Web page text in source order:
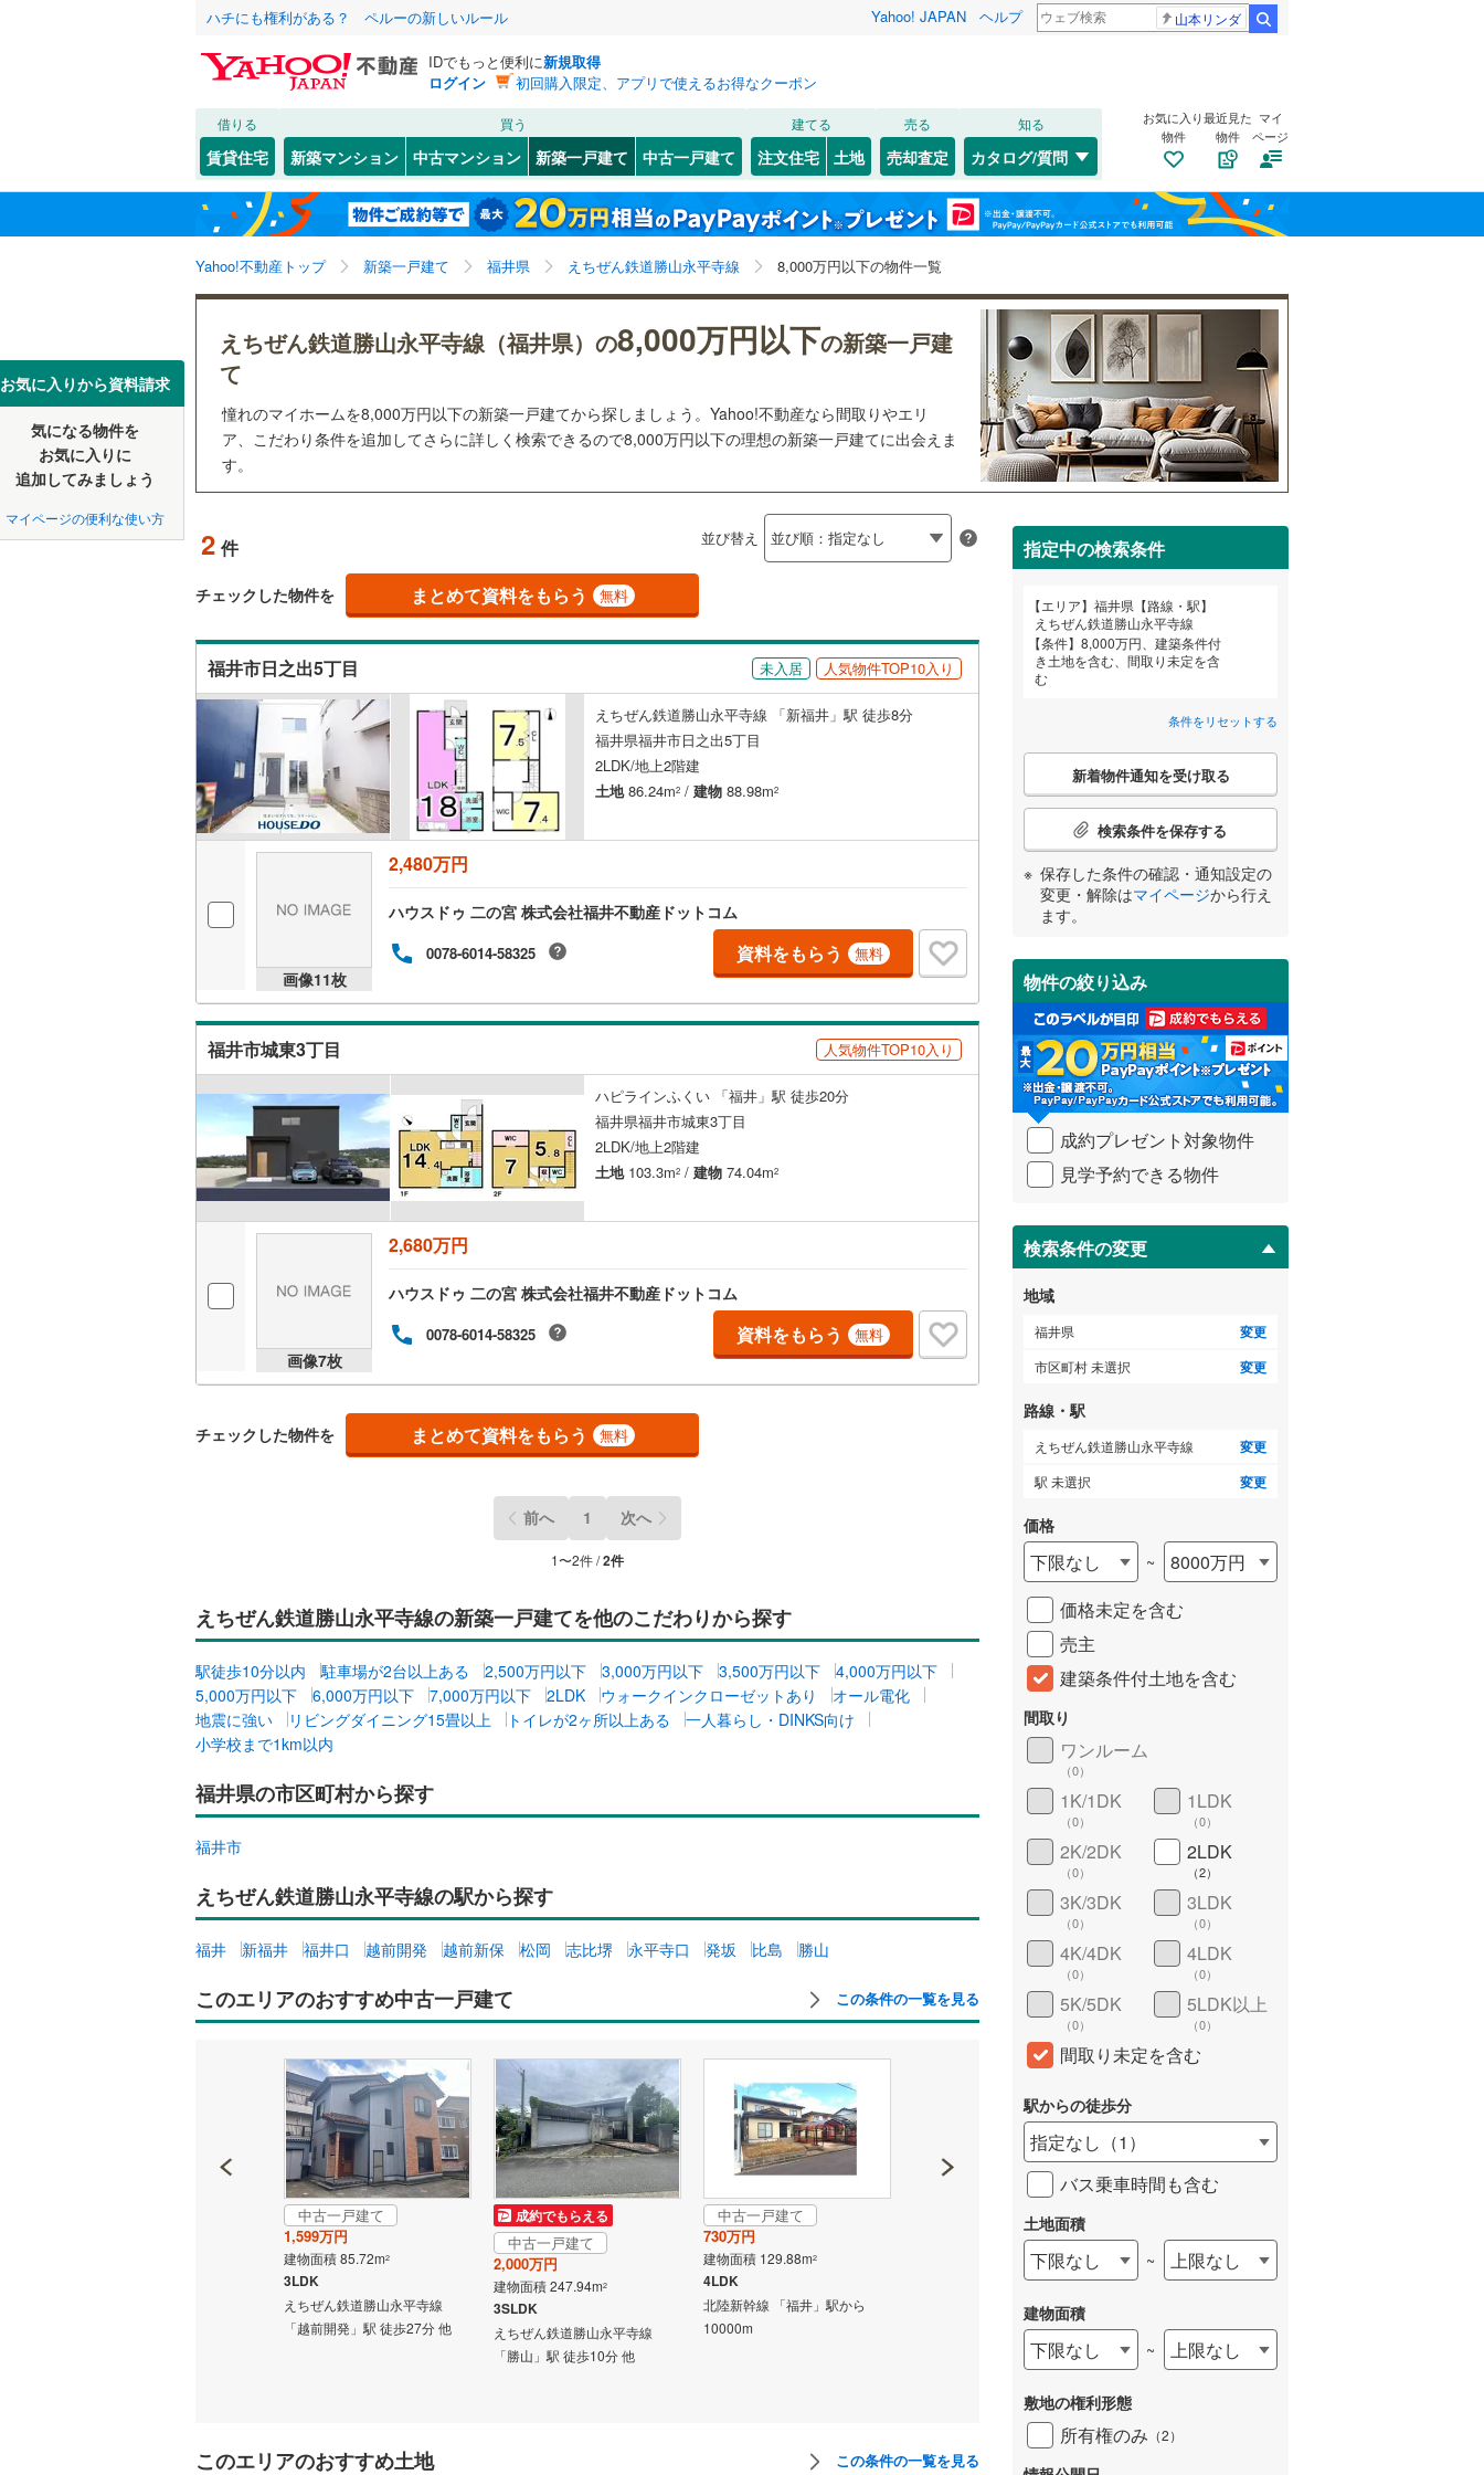
ハチにも権利がある？ ペルーの新しいルール Yahoo! JAPAN ヘルプ 山本リンダ
IDでもっと便利に新規取得
ログイン
初回購入限定、アプリで使えるお得なクーポン
借りる
賃貸住宅
買う
新築マンション 中古マンション 新築一戸建て 中古一戸建て
建てる
注文住宅 土地
売る
売却査定
知る
カタログ/質問
お気に入り
物件
最近見た
物件
マイ
ページ
Yahoo!不動産トップ 新築一戸建て 福井県 えちぜん鉄道勝山永平寺線 8,000万円以下の物件一覧
お気に入りから資料請求
気になる物件を
お気に入りに
追加してみましょう
マイページの便利な使い方
えちぜん鉄道勝山永平寺線（福井県）の8,000万円以下の新築一戸建
て
憧れのマイホームを8,000万円以下の新築一戸建てから探しましょう。Yahoo!不動産なら間取りやエリ
ア、こだわり条件を追加してさらに詳しく検索できるので8,000万円以下の理想の新築一戸建てに出会えま
す。
2 件 並び替え
チェックした物件を まとめて資料をもらう 無料
福井市日之出5丁目 未入居 人気物件TOP10入り
えちぜん鉄道勝山永平寺線 「新福井」駅 徒歩8分
福井県福井市日之出5丁目
2LDK/地上2階建
土地86.24m2 / 建物 88.98m2
画像11枚
2,480万円
ハウスドゥ 二の宮 株式会社福井不動産ドットコム
0078-6014-58325 資料をもらう 無料
福井市城東3丁目 人気物件TOP10入り
ハピラインふくい 「福井」駅 徒歩20分
福井県福井市城東3丁目
2LDK/地上2階建
土地103.3m2 / 建物 74.04m2
画像7枚
2,680万円
ハウスドゥ 二の宮 株式会社福井不動産ドットコム
0078-6014-58325 資料をもらう 無料
チェックした物件を まとめて資料をもらう 無料
前へ 1 次へ
1〜2件 /2件
えちぜん鉄道勝山永平寺線の新築一戸建てを他のこだわりから探す
駅徒歩10分以内 駐車場が2台以上ある 2,500万円以下 3,000万円以下 3,500万円以下
4,000万円以下
5,000万円以下
6,000万円以下 7,000万円以下 2LDK ウォークインクローゼットあり
オール電化
地震に強い
リビングダイニング15畳以上 トイレが2ヶ所以上ある
一人暮らし・DINKS向け
小学校まで1km以内
福井県の市区町村から探す
福井市
えちぜん鉄道勝山永平寺線の駅から探す
福井 新福井 福井口 越前開発 越前新保 松岡 志比堺 永平寺口 発坂 比島 勝山
このエリアのおすすめ中古一戸建て この条件の一覧を見る
中古一戸建て
1,599万円
建物面積 85.72m2
3LDK
えちぜん鉄道勝山永平寺線
「越前開発」駅 徒歩27分 他
成約でもらえる
中古一戸建て
2,000万円
建物面積 247.94m2
3SLDK
えちぜん鉄道勝山永平寺線
「勝山」駅 徒歩10分 他
中古一戸建て
730万円
建物面積 129.88m2
4LDK
北陸新幹線 「福井」駅から
10000m
えちぜん鉄道勝山永平寺線
「勝山」駅 徒歩16分 他
中古一戸建て
1,479万円
建物面積 103.1m
えちぜん鉄道勝山永平寺線
「永平寺口」駅から2600m
このエリアのおすすめ土地 この条件の一覧を見る
指定中の検索条件
エリア
福井県【路線・駅】
えちぜん鉄道勝山永平寺線
条件
8,000万円、建築条件付
き土地を含む、間取り未定を含
む
条件をリセットする
こ
検
条
件
受
け
取
る
・
条
件
を
イ
ペ
ジ
に
保
存
す
る
新着物件通知を受け取る
検索条件を保存する
保存した条件の確認・通知設定の
変更・解除はマイページから行え
ます。
物件の絞り込み
成約プレゼント対象物件
見学予約できる物件
検索条件の変更
地域
福井県 変更
市区町村 未選択 変更
路線・駅
えちぜん鉄道勝山永平寺線 変更
駅 未選択 変更
価格
下限なし ~
8000万円
価格未定を含む
売主
建築条件付土地を含む
間取り
ワンルーム
（0）
1K/1DK
（0）
1LDK
（0）
2K/2DK
（0）
2LDK
（2）
3K/3DK
（0）
3LDK
（0）
4K/4DK
（0）
4LDK
（0）
5K/5DK
（0）
5LDK以上
（0）
間取り未定を含む
駅からの徒歩分
指定なし （1 ）
バス乗車時間も含む
土地面積
下限なし ~ 上限なし
建物面積
下限なし ~ 上限なし
敷地の権利形態
所有権のみ （2）
北海道 北海道
東北 青森 岩手 宮城 秋田 山形 福島
関東 東京 神奈川 埼玉 千葉 茨城
石川
近畿 大阪 兵庫 京都 滋賀 奈良 和歌山
中国 鳥取 島根 岡山 広島 山口
高知
福岡 佐賀 長崎 鹿児島
該当物件 件 この条件で検索する 条件をリセットする
福井市(15) 敦賀市(0) 小浜市(0)
大野市(0) 勝山市(0) 鯖江市(0)
あわら市(0) 越前市 (0)
今立郡池田町 南条郡南越前町(0)
丹生郡越前町 (0) 三方郡美浜町 (0) 大飯郡高浜町(0)
大飯郡おおい町(0) 三方上中郡若狭町(0)
該当物件 件 この条件で検索する 条件をリセットする
該当物件 件 この条件で検索する 条件をリセットする
JR 北陸本線(0) 小浜線(0) 越美北線(2
北陸新幹線(1)
私鉄・その他 ハピラインふくい(7) 福井鉄道福武線(5) えちぜん鉄道勝山永平寺線(2)
該当物件 件 この条件で検索する 条件をリセットする
(1) (0) (0) (0) (0) (0) (0) (0) (0) (0) (0)
(0) (0) (0) (0)
該当物件 件 この条件で検索する 条件をリセットする
こだわり条件 設備
床暖房（0） オール電化（1） トイレ２か所（2）
駐車場2台以上（2） ビルトインガレージ（0） 太陽光発電システム（0）
ＴＶモニタ付インターホン
（1）
防犯カメラ（0 ）
配置、向き、建ち方、日当たり
前道6m以上 （0） 角地（0） 南道路（0）
平坦地（0 ）
LD
（1）
（1）
設計住宅性能評価付き
（0）
住宅性能評価付き（0）
長期優良住宅（
大規模（総区画数50戸以上）
立地
最寄りの駅が始発駅 小学校まで1km以内（ 1）
間取り、居室全体
バリアフリー住宅（0） 間取り変更可能
二世帯向け（0） 平屋・1階建て（0） 3階建て以上（0）
独立型キッチン（0）
浴室
浴室乾燥機あり
バルコニー、庭
ウォークインクローゼット
販売、価格、契約、入居関連など
オンライン対応
オンライン内見(相談)可（2） IT重説可（ 2）
該当物件 件 この条件で検索する 条件をリセットする
検索条件を保存しました
この検索条件の新着物件通知は、 マイページから設定できます。
保存した条件を見る
福井県、えちぜん鉄道勝山永平寺線、8,000万円、建築
条件付き土地を含む、間取り未定を含む
マイページ